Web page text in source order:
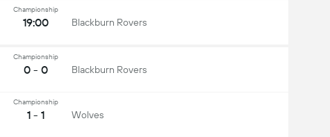
Championship
19:00 Blackburn Rovers
Championship
0 - 0 Blackburn Rovers
Championship
1 - 1 Wolves